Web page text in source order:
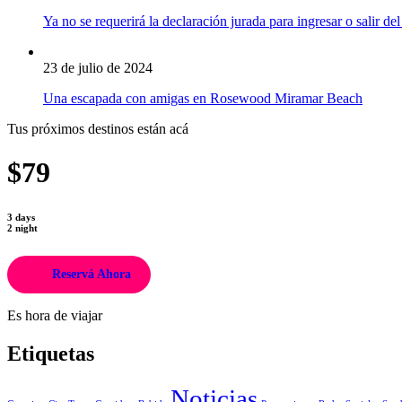
Ya no se requerirá la declaración jurada para ingresar o salir
23 de julio de 2024
Una escapada con amigas en Rosewood Miramar Beach
Tus próximos destinos están acá
$79
3 days
2 night
Reservá Ahora
Es hora de viajar
Etiquetas